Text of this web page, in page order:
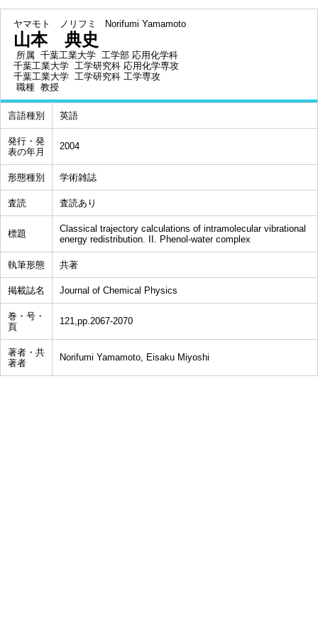
ヤマモト ノリフミ Norifumi Yamamoto
山本 典史
所属 千葉工業大学 工学部 応用化学科
千葉工業大学 工学研究科 応用化学専攻
千葉工業大学 工学研究科 工学専攻
職種 教授
言語種別 英語
発行・発
表の年月
2004
形態種別 学術雑誌
査読 査読あり
標題
Classical trajectory calculations of intramolecular vibrational
energy redistribution. II. Phenol-water complex
執筆形態 共著
掲載誌名 Journal of Chemical Physics
巻・号・
頁
121,pp.2067-2070
著者・共
著者
Norifumi Yamamoto, Eisaku Miyoshi